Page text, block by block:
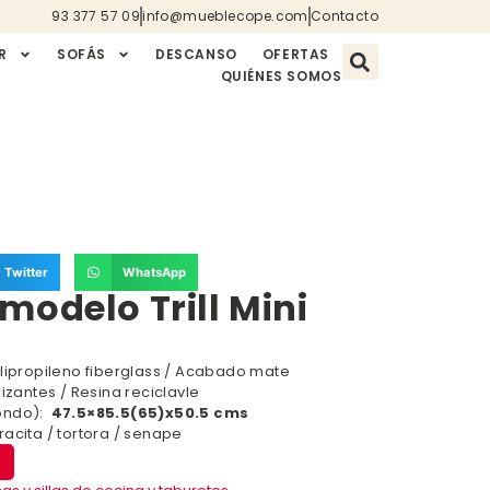
93 377 57 09info@mueblecope.com Contacto
SOFÁS DESCANSO
OFERTAS
QUIÉNES SOMOS
Twitter WhatsApp
Trill Mini
fiberglass / Acabado mate
/ Resina reciclavle
47.5×85.5(65)x50.5 cms
/ tortora / senape